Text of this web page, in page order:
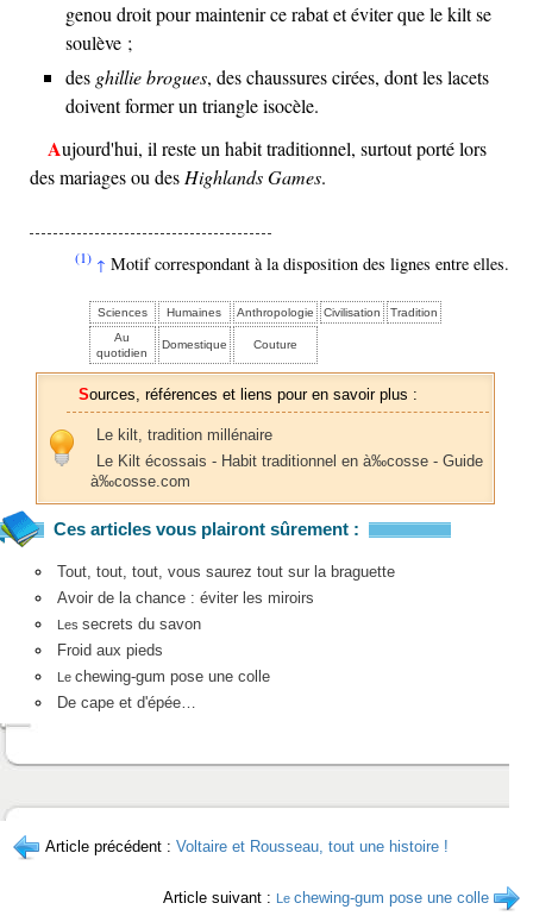
genou droit pour maintenir ce rabat et éviter que le kilt se
soulève ;
des ghillie brogues, des chaussures cirées, dont les lacets
doivent former un triangle isocèle.
Aujourd'hui, il reste un habit traditionnel, surtout porté lors
des mariages ou des Highlands Games.
(1) ↑ Motif correspondant à la disposition des lignes entre elles.
Sciences Humaines Anthropologie Civilisation
Tradition
Au
quotidien
Domestique Couture
Sources, références et liens pour en savoir plus :
Le kilt, tradition millénaire
Le Kilt écossais - Habit traditionnel en à‰cosse - Guide
à‰cosse.com
Ces articles vous plairont sûrement :
Tout, tout, tout, vous saurez tout sur la braguette
Avoir de la chance : éviter les miroirs
Les secrets du savon
Froid aux pieds
Le chewing-gum pose une colle
De cape et d'épée…
Article précédent : Voltaire et Rousseau, tout une histoire !
Article suivant : Le chewing-gum pose une colle